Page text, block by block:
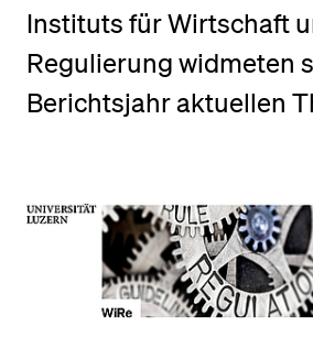
Instituts für Wirtschaft
Regulierung widmeten
Berichtsjahr aktuellen
Sportangebot
Menuplan Mensa